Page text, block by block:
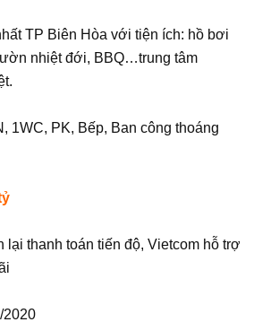
TP Biên Hòa với tiện ích: hồ bơi
nhiệt đới, BBQ…trung tâm
1WC, PK, Bếp, Ban công thoáng
lại thanh toán tiến độ, Vietcom hỗ trợ
2020